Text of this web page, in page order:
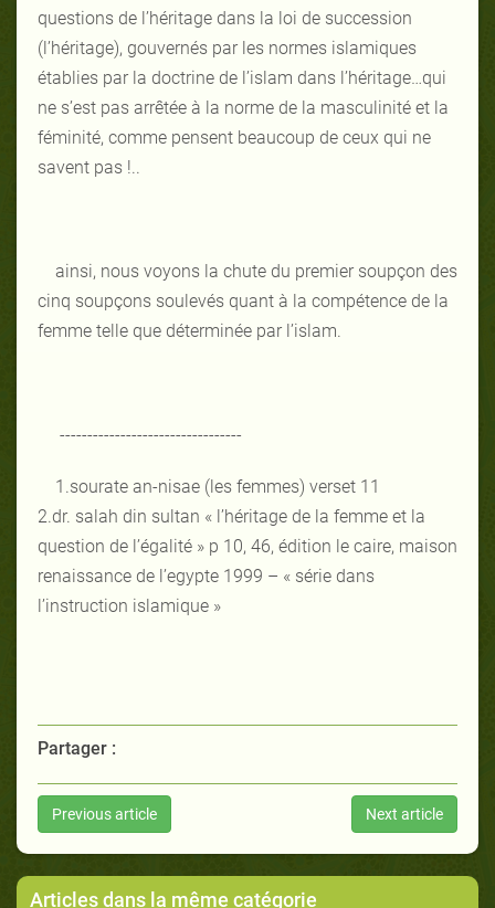
questions de l’héritage dans la loi de succession
(l’héritage), gouvernés par les normes islamiques
établies par la doctrine de l’islam dans l’héritage…qui
ne s’est pas arrêtée à la norme de la masculinité et la
féminité, comme pensent beaucoup de ceux qui ne
savent pas !..
ainsi, nous voyons la chute du premier soupçon des
cinq soupçons soulevés quant à la compétence de la
femme telle que déterminée par l’islam.
---------------------------------
1.sourate an-nisae (les femmes) verset 11
2.dr. salah din sultan « l’héritage de la femme et la
question de l’égalité » p 10, 46, édition le caire, maison
renaissance de l’egypte 1999 – « série dans
l’instruction islamique »
Partager :
Previous article Next article
Articles dans la même catégorie